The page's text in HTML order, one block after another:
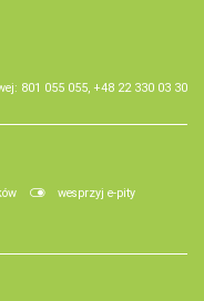
801 055 055, +48 22 330 03 30
wesprzyj e-pity